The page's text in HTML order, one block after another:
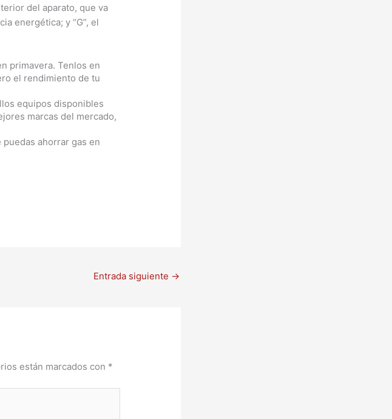
del aparato, que va
energética; y “G”, el
primavera. Tenlos en
el rendimiento de tu
equipos disponibles
marcas del mercado,
ahorrar gas en
Entrada siguiente →
están marcados con *